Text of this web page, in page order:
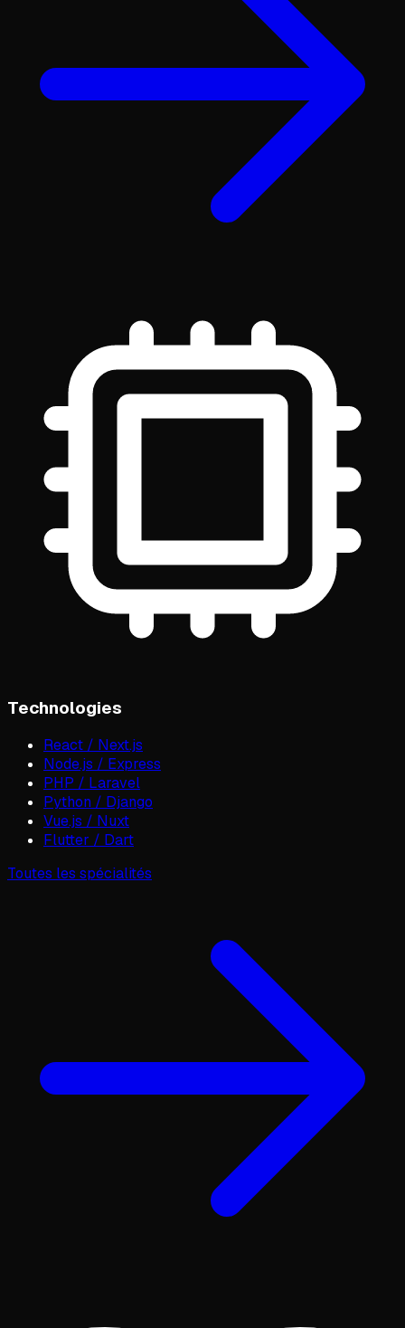
Technologies
React / Next.js
Node.js / Express
PHP / Laravel
Python / Django
Vue.js / Nuxt
Flutter / Dart
Toutes les spécialités